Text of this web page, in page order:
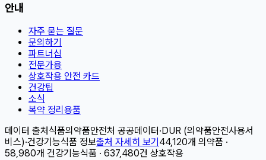
안내
자주 묻는 질문
문의하기
파트너십
전문가용
상호작용 안전 카드
건강팁
소식
복약 정리용품
데이터 출처 식품의약품안전처 공공데이터 · DUR (의약품안전사용서
비스)·건강기능식품 정보출처 자세히 보기 44,120개 의약품 ·
58,980개 건강기능식품 · 637,480건 상호작용